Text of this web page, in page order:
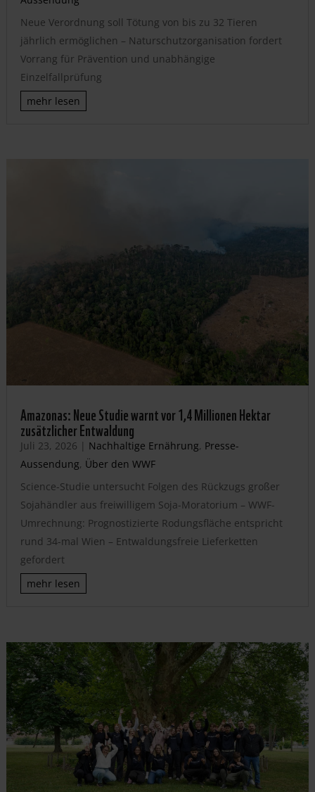
Neue Verordnung soll Tötung von bis zu 32 Tieren
jährlich ermöglichen – Naturschutzorganisation fordert
Vorrang für Prävention und unabhängige
Einzelfallprüfung
mehr lesen
Amazonas: Neue Studie warnt vor 1,4 Millionen Hektar
zusätzlicher Entwaldung
Juli 23, 2026 | Nachhaltige Ernährung, Presse-
Aussendung, Über den WWF
Science-Studie untersucht Folgen des Rückzugs großer
Sojahändler aus freiwilligem Soja-Moratorium – WWF-
Umrechnung: Prognostizierte Rodungsfläche entspricht
rund 34-mal Wien – Entwaldungsfreie Lieferketten
gefordert
mehr lesen